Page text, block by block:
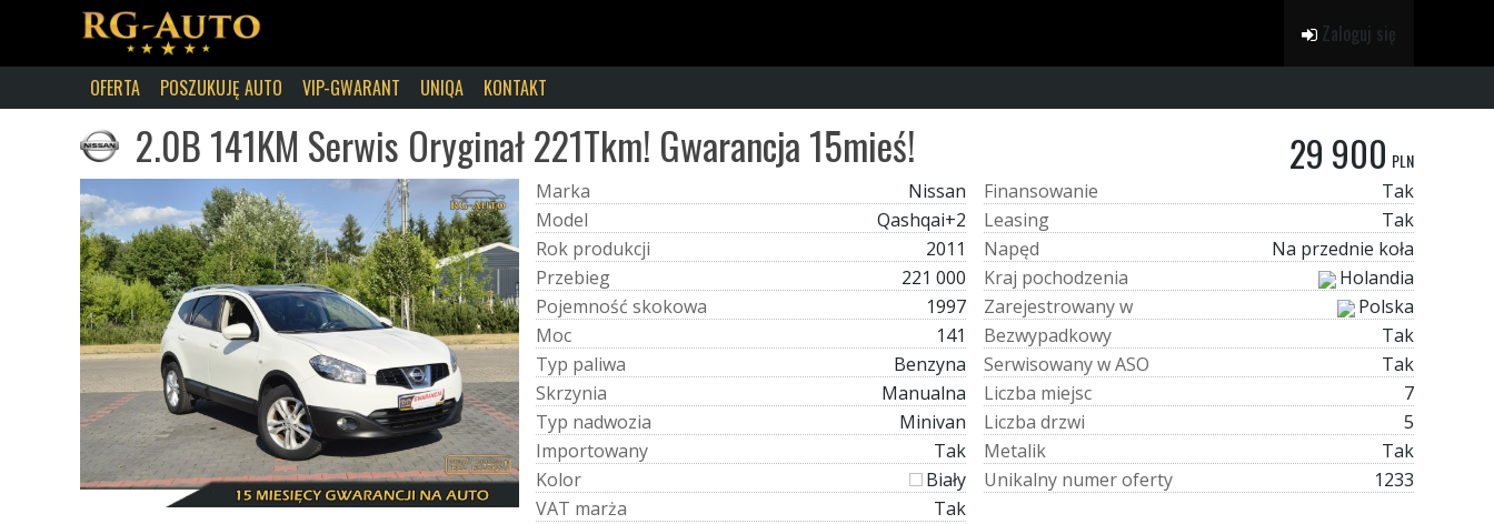
Zaloguj się
OFERTA POSZUKUJĘ AUTO VIP-GWARANT UNIQA KONTAKT
2.0B 141KM Serwis Oryginał 221Tkm! Gwarancja 15mieś! 29 900 PLN
Marka
Nissan
Model
Qashqai+2
Rok produkcji
2011
Przebieg
221 000
Pojemność skokowa
1997
Moc
141
Typ paliwa
Benzyna
Skrzynia
Manualna
Typ nadwozia
Minivan
Importowany
Tak
Kolor
Biały
VAT marża Tak
Finansowanie
Tak
Leasing
Tak
Napęd
Na przednie koła
Kraj pochodzenia
Holandia
Zarejestrowanyw
Polska
Bezwypadkowy
Tak
SerwisowanywASO
Tak
Liczba miejsc
7
Liczba drzwi
5
Metalik
Tak
Unikalny numeroferty 1233